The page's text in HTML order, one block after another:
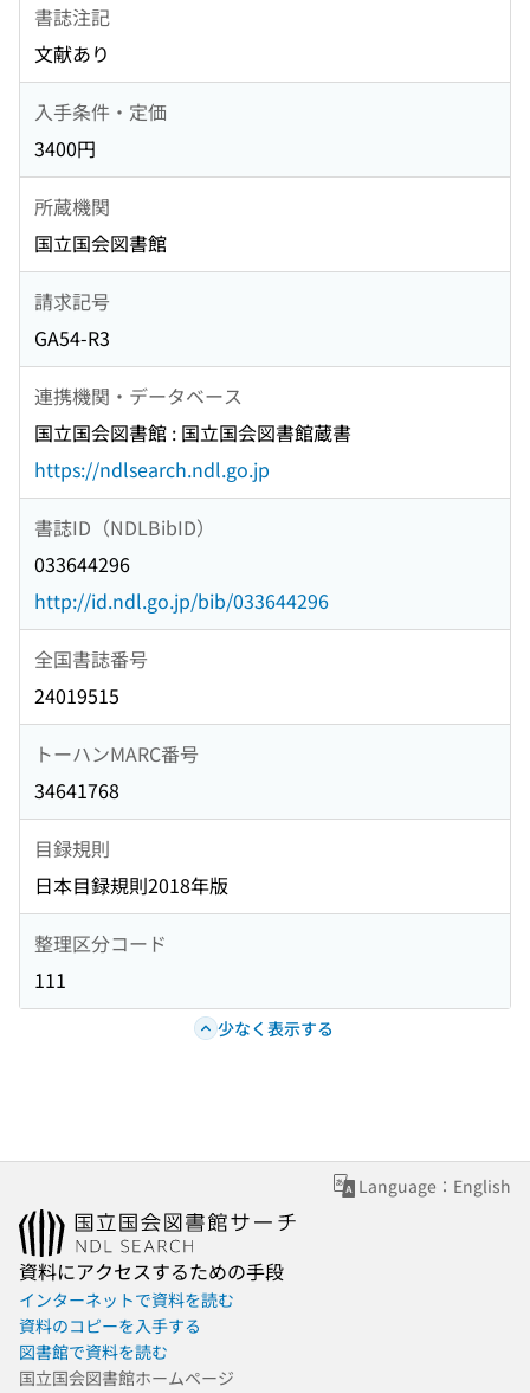
書誌注記
文献あり
入手条件・定価
3400円
所蔵機関
国立国会図書館
請求記号
GA54-R3
連携機関・データベース
国立国会図書館 : 国立国会図書館蔵書
https://ndlsearch.ndl.go.jp
書誌ID（NDLBibID）
033644296
http://id.ndl.go.jp/bib/033644296
全国書誌番号
24019515
トーハンMARC番号
34641768
目録規則
日本目録規則2018年版
整理区分コード
111
少なく表示する
Language：English
資料にアクセスするための手段
インターネットで資料を読む
資料のコピーを入手する
図書館で資料を読む
国立国会図書館ホームページ